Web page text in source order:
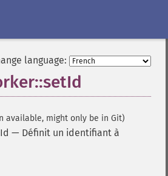
language:
available, might only be in Git)
— Définit un identifiant à